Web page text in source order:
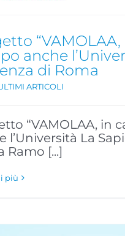
“VAMOLAA,
anche
di Roma
ARTICOLI
“VAMOLAA, in
l’Università La
Ramo [...]
più